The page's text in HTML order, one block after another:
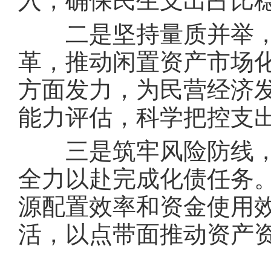
二是坚持量质并举，
革，推动闲置资产市场
方面发力，为民营经济
能力评估，科学把控支
三是筑牢风险防线，
全力以赴完成化债任务
源配置效率和资金使用
活，以点带面推动资产